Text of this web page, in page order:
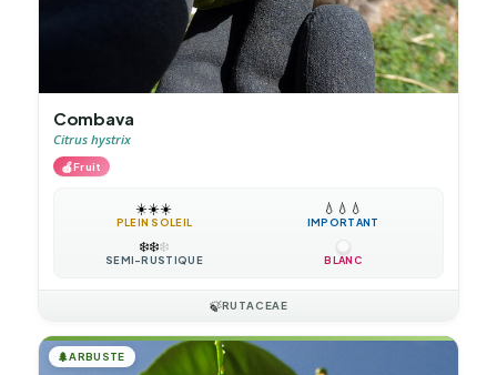
Combava
Citrus hystrix
🍎Fruit
☀️☀️☀️
PLEIN SOLEIL
💧 💧 💧
IMPORTANT
❄️❄️❄️
SEMI-RUSTIQUE BLANC
🍃RUTACEAE
🌲ARBUSTE